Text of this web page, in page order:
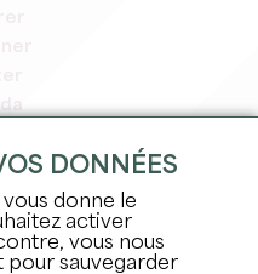
DONNÉES
donne le
activer
vous nous
sauvegarder